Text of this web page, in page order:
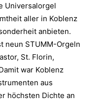
Universalorgel
aller in Koblenz
anbieten.
neun STUMM-Orgeln
St. Florin,
war Koblenz
aus
höchsten Dichte an